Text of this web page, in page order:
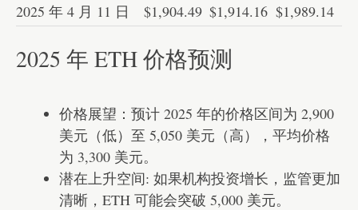
2025 年 4 月 11 日
$1,904.49 $1,914.16 $1,989.14
2025 年 ETH 价格预测
价格展望：预计 2025 年的价格区间为 2,900
美元（低）至 5,050 美元（高），平均价格
为 3,300 美元。
潜在上升空间: 如果机构投资增长，监管更加
清晰，ETH 可能会突破 5,000 美元。